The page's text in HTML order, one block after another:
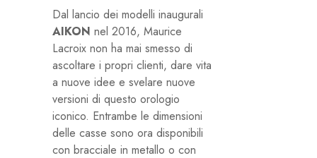
Dal lancio dei modelli inaugurali
AIKON nel 2016, Maurice
Lacroix non ha mai smesso di
ascoltare i propri clienti, dare vita
a nuove idee e svelare nuove
versioni di questo orologio
iconico. Entrambe le dimensioni
delle casse sono ora disponibili
con bracciale in metallo o con